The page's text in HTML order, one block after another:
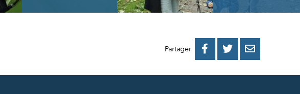
Partager 
PARTAGER
PARTAGER
PARTAGER